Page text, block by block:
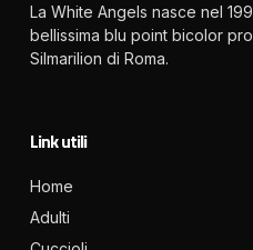
La White Angels nasce nel
bellissima blu point bicolor
Silmarilion di Roma.
Link utili
Home
Adulti